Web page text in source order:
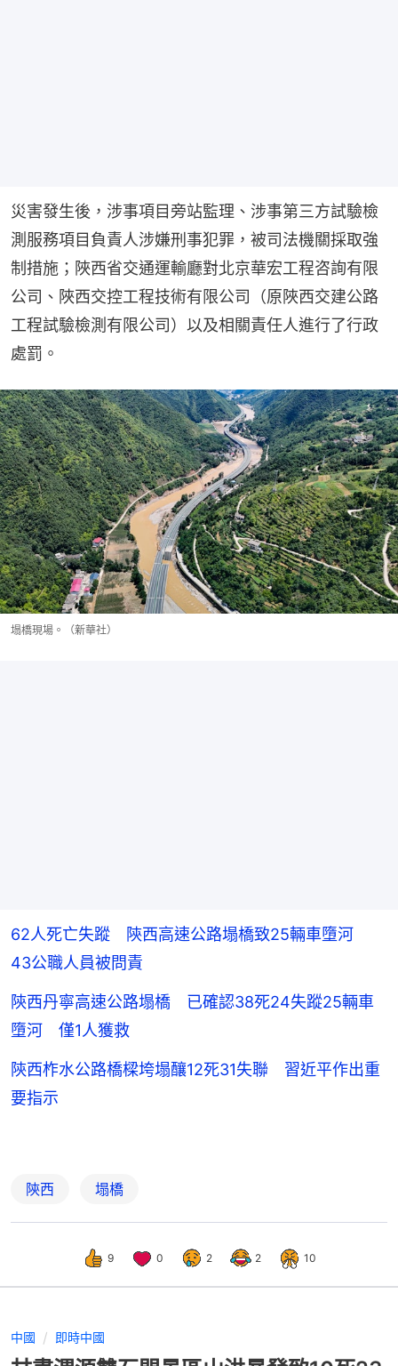
災害發生後，涉事項目旁站監理、涉事第三方試驗檢
測服務項目負責人涉嫌刑事犯罪，被司法機關採取強
制措施；陜西省交通運輸廳對北京華宏工程咨詢有限
公司、陜西交控工程技術有限公司（原陜西交建公路
工程試驗檢測有限公司）以及相關責任人進行了行政
處罰。
塌橋現場。（新華社）
62人死亡失蹤 陝西高速公路塌橋致25輛車墮河
43公職人員被問責
陝西丹寧高速公路塌橋 已確認38死24失蹤25輛車
墮河 僅1人獲救
陝西柞水公路橋樑垮塌釀12死31失聯 習近平作出重
要指示
陝西 塌橋
9 0 2 2 10
中國 即時中國